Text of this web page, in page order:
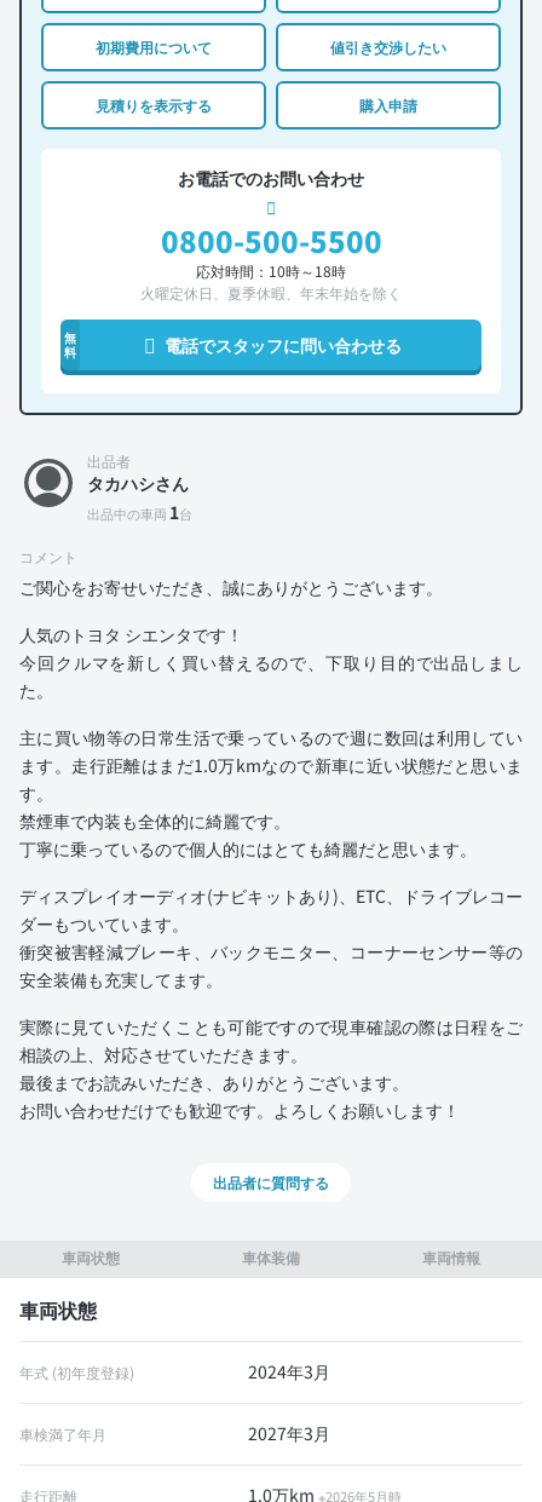
初期費用について 値引き交渉したい
見積りを表示する 購入申請
お電話でのお問い合わせ
0800-500-5500
応対時間：10時～18時
火曜定休日、夏季休暇、年末年始を除く
無
料
電話でスタッフに問い合わせる
車両状態 車体装備 車両情報
車両状態
年式 (初年度登録) 2024年3月
車検満了年月 2027年3月
走行距離 1.0万km※2026年5月時
出品者
タカハシさん
出品中の車両 1台
コメント
ご関心をお寄せいただき、誠にありがとうございます。
人気のトヨタ シエンタです！
今回クルマを新しく買い替えるので、下取り目的で出品しまし
た。
主に買い物等の日常生活で乗っているので週に数回は利用してい
ます。走行距離はまだ1.0万kmなので新車に近い状態だと思いま
す。
禁煙車で内装も全体的に綺麗です。
丁寧に乗っているので個人的にはとても綺麗だと思います。
ディスプレイオーディオ(ナビキットあり)、ETC、ドライブレコー
ダーもついています。
衝突被害軽減ブレーキ、バックモニター、コーナーセンサー等の
安全装備も充実してます。
実際に見ていただくことも可能ですので現車確認の際は日程をご
相談の上、対応させていただきます。
最後までお読みいただき、ありがとうございます。
お問い合わせだけでも歓迎です。よろしくお願いします！
出品者に質問する